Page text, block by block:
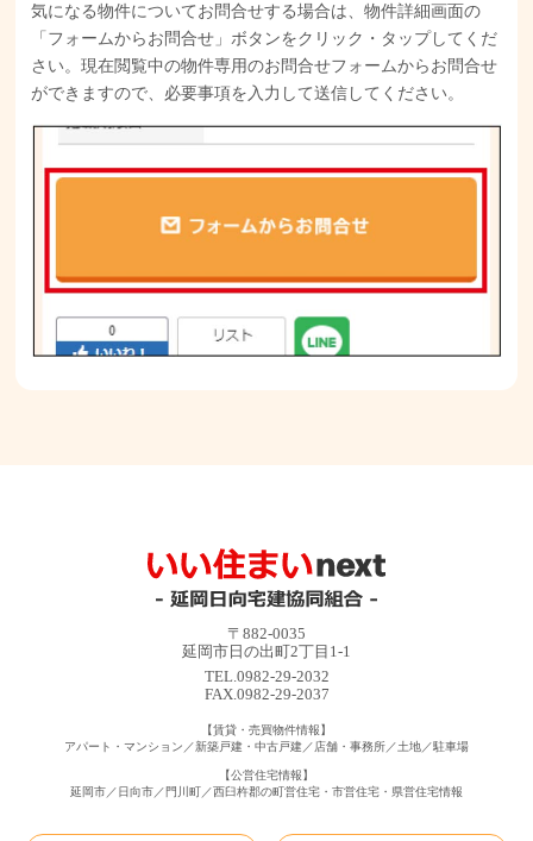
気になる物件についてお問合せする場合は、物件詳細画面の
「フォームからお問合せ」ボタンをクリック・タップしてくだ
さい。現在閲覧中の物件専用のお問合せフォームからお問合せ
ができますので、必要事項を入力して送信してください。
〒882-0035
延岡市日の出町2丁目1-1
TEL.0982-29-2032
FAX.0982-29-2037
【賃貸・売買物件情報】
アパート・マンション／新築戸建・中古戸建／店舗・事務所／土地／駐車場
【公営住宅情報】
延岡市／日向市／門川町／西臼杵郡の町営住宅・市営住宅・県営住宅情報